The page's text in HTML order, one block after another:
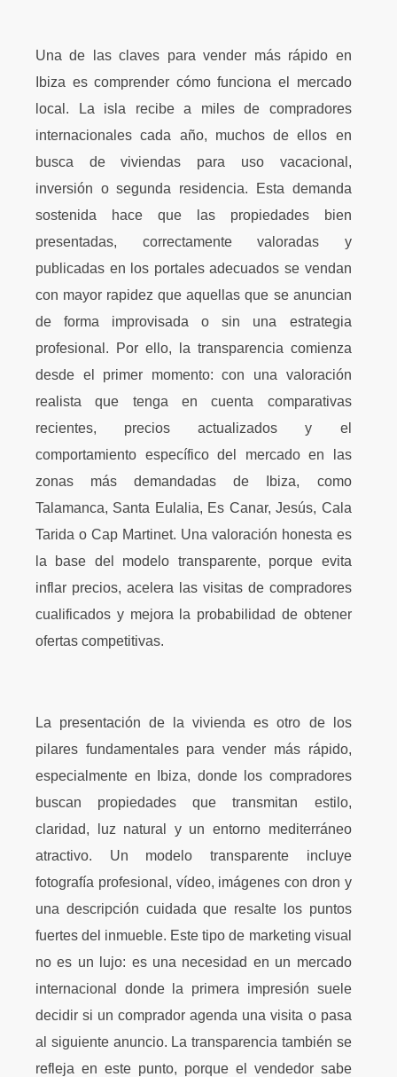
Una de las claves para vender más rápido en
Ibiza es comprender cómo funciona el mercado
local. La isla recibe a miles de compradores
internacionales cada año, muchos de ellos en
busca de viviendas para uso vacacional,
inversión o segunda residencia. Esta demanda
sostenida hace que las propiedades bien
presentadas, correctamente valoradas y
publicadas en los portales adecuados se vendan
con mayor rapidez que aquellas que se anuncian
de forma improvisada o sin una estrategia
profesional. Por ello, la transparencia comienza
desde el primer momento: con una valoración
realista que tenga en cuenta comparativas
recientes, precios actualizados y el
comportamiento específico del mercado en las
zonas más demandadas de Ibiza, como
Talamanca, Santa Eulalia, Es Canar, Jesús, Cala
Tarida o Cap Martinet. Una valoración honesta es
la base del modelo transparente, porque evita
inflar precios, acelera las visitas de compradores
cualificados y mejora la probabilidad de obtener
ofertas competitivas.
La presentación de la vivienda es otro de los
pilares fundamentales para vender más rápido,
especialmente en Ibiza, donde los compradores
buscan propiedades que transmitan estilo,
claridad, luz natural y un entorno mediterráneo
atractivo. Un modelo transparente incluye
fotografía profesional, vídeo, imágenes con dron y
una descripción cuidada que resalte los puntos
fuertes del inmueble. Este tipo de marketing visual
no es un lujo: es una necesidad en un mercado
internacional donde la primera impresión suele
decidir si un comprador agenda una visita o pasa
al siguiente anuncio. La transparencia también se
refleja en este punto, porque el vendedor sabe